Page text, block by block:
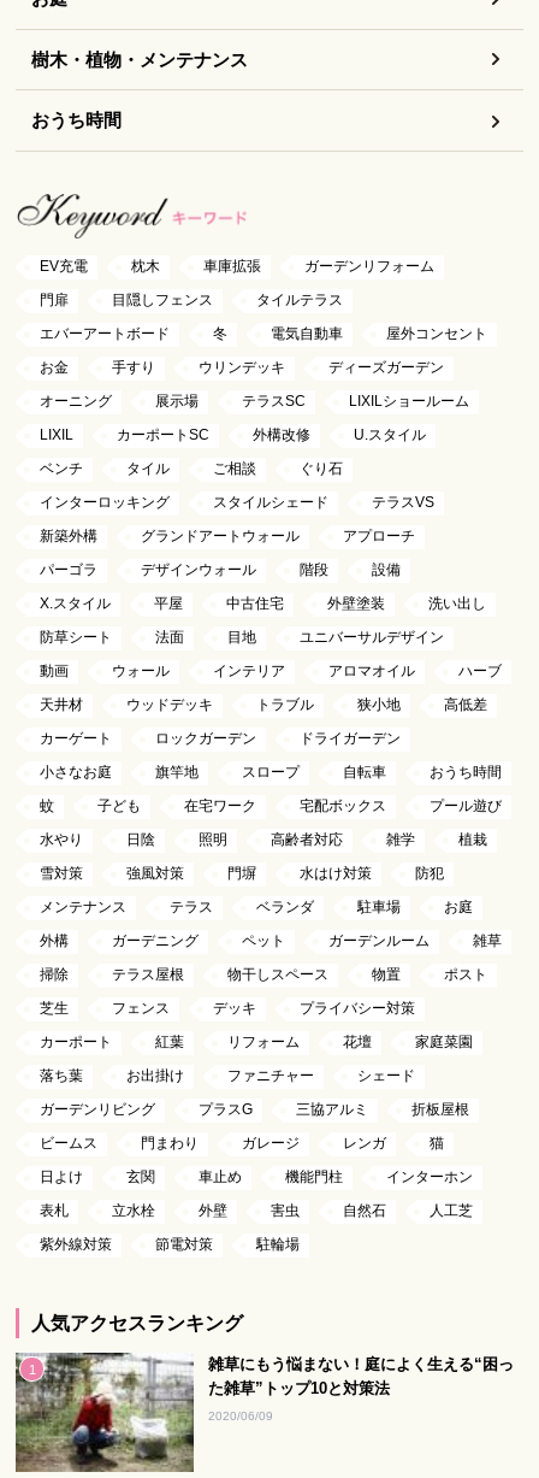
樹木・植物・メンテナンス
おうち時間
EV充電 枕木 車庫拡張
ガーデンリフォーム
門扉
目隠しフェンス
タイルテラス
エバーアートボード
冬 電気自動車
屋外コンセント
お金
手すり ウリンデッキ
ディーズガーデン
オーニング
展示場 テラスSC
LIXILショールーム
LIXIL
カーポートSC 外構改修
U.スタイル
ベンチ
タイル ご相談
ぐり石
インターロッキング
スタイルシェード
テラスVS
新築外構
グランドアートウォール
アプローチ
パーゴラ
デザインウォール 階段
設備
X.スタイル
平屋 中古住宅 外壁塗装
洗い出し
防草シート
法面 目地
ユニバーサルデザイン
動画
ウォール インテリア アロマオイル
ハーブ
天井材
ウッドデッキ トラブル 狭小地
高低差
カーゲート
ロックガーデン
ドライガーデン
小さなお庭
旗竿地 スロープ 自転車
おうち時間
蚊
子ども 在宅ワーク 宅配ボックス
プール遊び
水やり
日陰 照明 高齢者対応 雑学
植栽
雪対策
強風対策 門塀 水はけ対策
防犯
メンテナンス
テラス ベランダ 駐車場
お庭
外構
ガーデニング ペット ガーデンルーム
雑草
掃除
テラス屋根 物干しスペース 物置
ポスト
芝生
フェンス デッキ
プライバシー対策
カーポート
紅葉 リフォーム 花壇
家庭菜園
落ち葉
お出掛け ファニチャー
シェード
ガーデンリビング
プラスG 三協アルミ
折板屋根
ビームス
門まわり ガレージ レンガ
猫
日よけ
玄関 車止め 機能門柱
インターホン
表札
立水栓 外壁 害虫 自然石
人工芝
紫外線対策
節電対策 駐輪場
人気アクセスランキング
雑草にもう悩まない！庭によく生える“困っ
た雑草”トップ10と対策法
2020/06/09